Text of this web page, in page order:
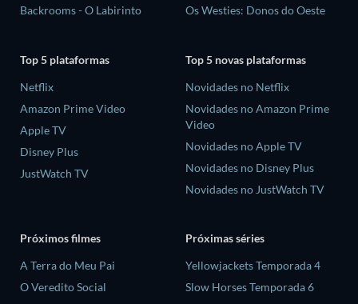
Backrooms - O Labirinto
Os Westies: Donos do Oeste
Top 5 plataformas
Netflix
Amazon Prime Video
Apple TV
Disney Plus
JustWatch TV
Top 5 novas plataformas
Novidades no Netflix
Novidades no Amazon Prime
Video
Novidades no Apple TV
Novidades no Disney Plus
Novidades no JustWatch TV
Próximos filmes
A Terra do Meu Pai
O Veredito Social
Próximas séries
Yellowjackets Temporada 4
Slow Horses Temporada 6